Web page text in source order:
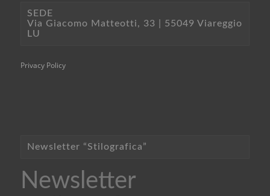
SEDE
Via Giacomo Matteotti, 33 | 55049 Viareggio
LU
Privacy Policy
Newsletter “Stilografica”
Newsletter